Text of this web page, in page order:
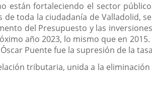
están fortaleciendo el sector
toda la ciudadanía de Valladolid,
del Presupuesto y las
año 2023, lo mismo que en
Puente fue la supresión de la
tributaria, unida a la